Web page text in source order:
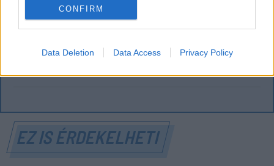
CONFIRM
Data Deletion Data Access Privacy Policy
További híreink: sziklát akart a Dunába robbantani a
hadsereg, egyelőre sikertelenül, az illetékes szerint
áramfogyasztásban.
EZ IS ÉRDEKELHETI